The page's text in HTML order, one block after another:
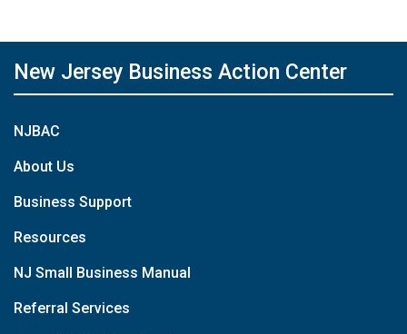
New Jersey Business Action Center
NJBAC
About Us
Business Support
Resources
NJ Small Business Manual
Referral Services